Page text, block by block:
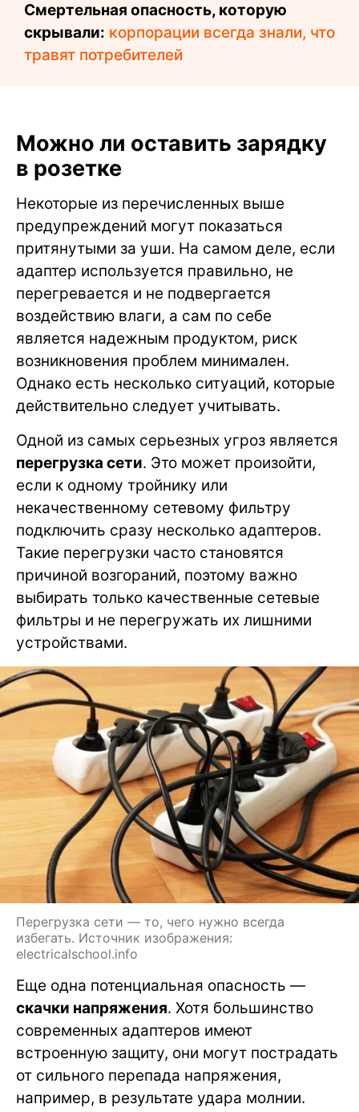
Смертельная опасность, которую
скрывали: корпорации всегда знали, что
травят потребителей
Можно ли оставить зарядку
в розетке
Некоторые из перечисленных выше
предупреждений могут показаться
притянутыми за уши. На самом деле, если
адаптер используется правильно, не
перегревается и не подвергается
воздействию влаги, а сам по себе
является надежным продуктом, риск
возникновения проблем минимален.
Однако есть несколько ситуаций, которые
действительно следует учитывать.
Одной из самых серьезных угроз является
перегрузка сети. Это может произойти,
если к одному тройнику или
некачественному сетевому фильтру
подключить сразу несколько адаптеров.
Такие перегрузки часто становятся
причиной возгораний, поэтому важно
выбирать только качественные сетевые
фильтры и не перегружать их лишними
устройствами.
Перегрузка сети — то, чего нужно всегда
избегать. Источник изображения:
electricalschool.info
Еще одна потенциальная опасность —
скачки напряжения. Хотя большинство
современных адаптеров имеют
встроенную защиту, они могут пострадать
от сильного перепада напряжения,
например, в результате удара молнии.